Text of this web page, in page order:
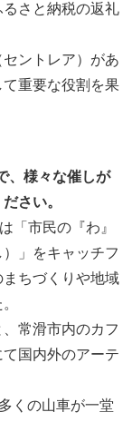
さと納税の返礼
ントレア）があ
重要な役割を果
、様々な催しが
さい。
「市民の『わ』
」をキャッチフ
ちづくりや地域
常滑市内のカフ
国内外のアーテ
くの山車が一堂